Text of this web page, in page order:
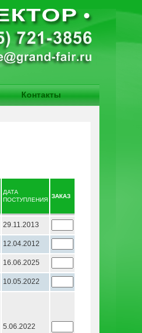
Контакты
ДАТА
ПОСТУПЛЕНИЯ
ЗАКАЗ
29.11.2013
12.04.2012
16.06.2025
10.05.2022
5.06.2022